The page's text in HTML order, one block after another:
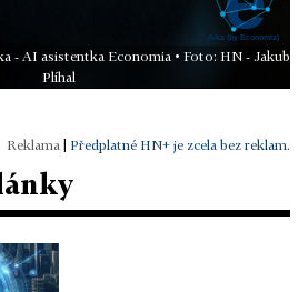
- AI asistentka Economia • Foto: HN - Jakub
Plíhal
Předplatné HN+ je zcela bez reklam.